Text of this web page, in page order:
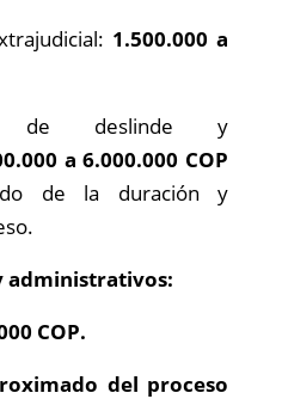
1.500.000 a
de deslinde y
a 6.000.000 COP
de la duración y
administrativos:
COP.
del proceso